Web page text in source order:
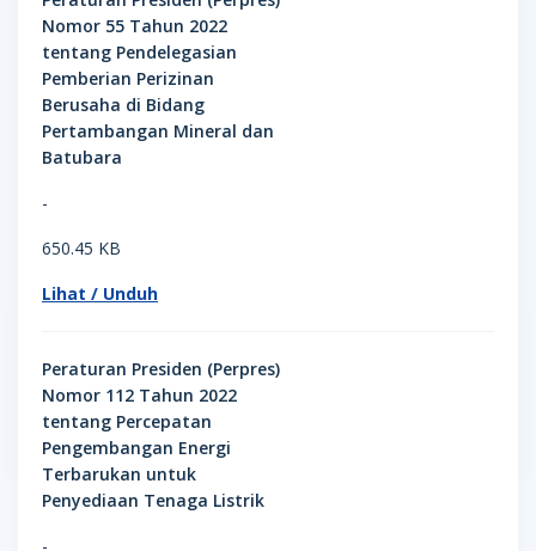
Nomor 55 Tahun 2022
tentang Pendelegasian
Pemberian Perizinan
Berusaha di Bidang
Pertambangan Mineral dan
Batubara
-
650.45 KB
Lihat / Unduh
Peraturan Presiden (Perpres)
Nomor 112 Tahun 2022
tentang Percepatan
Pengembangan Energi
Terbarukan untuk
Penyediaan Tenaga Listrik
-